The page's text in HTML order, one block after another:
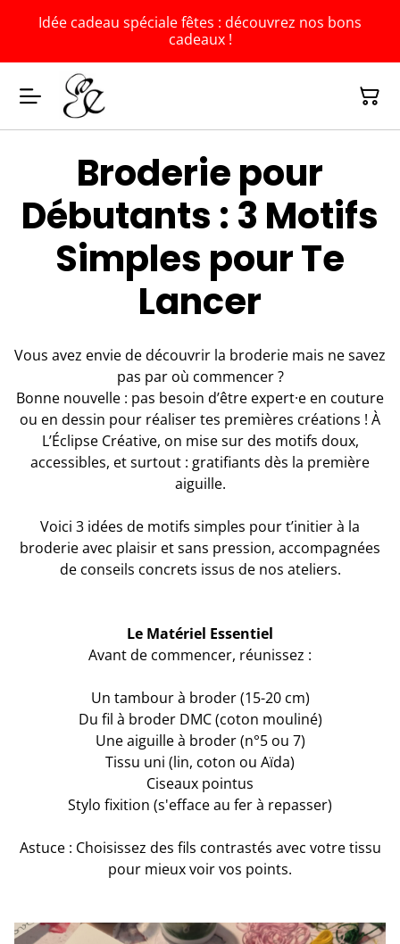
Idée cadeau spéciale fêtes : découvrez nos bons
cadeaux !
Broderie pour
Débutants : 3 Motifs
Simples pour Te
Lancer
Vous avez envie de découvrir la broderie mais ne savez
pas par où commencer ?
Bonne nouvelle : pas besoin d’être expert·e en couture
ou en dessin pour réaliser tes premières créations ! À
L’Éclipse Créative, on mise sur des motifs doux,
accessibles, et surtout : gratifiants dès la première
aiguille.
Voici 3 idées de motifs simples pour t’initier à la
broderie avec plaisir et sans pression, accompagnées
de conseils concrets issus de nos ateliers.
Le Matériel Essentiel
Avant de commencer, réunissez :
Un tambour à broder (15-20 cm)
Du fil à broder DMC (coton mouliné)
Une aiguille à broder (n°5 ou 7)
Tissu uni (lin, coton ou Aïda)
Ciseaux pointus
Stylo fixition (s'efface au fer à repasser)
Astuce : Choisissez des fils contrastés avec votre tissu
pour mieux voir vos points.